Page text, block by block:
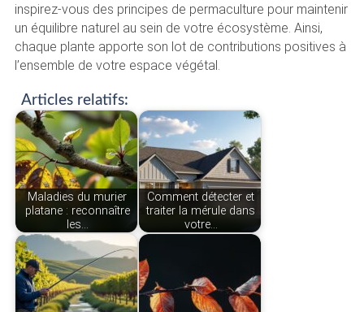
inspirez-vous des principes de permaculture pour maintenir
un équilibre naturel au sein de votre écosystème. Ainsi,
chaque plante apporte son lot de contributions positives à
l’ensemble de votre espace végétal.
Articles relatifs:
Maladies du murier
platane : reconnaître
les…
Comment détecter et
traiter la mérule dans
votre…